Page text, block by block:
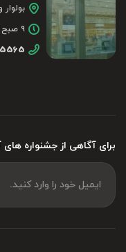
برای آگاهی از جشنواره
بولوار
۹ صبح الی ۱۱ شب